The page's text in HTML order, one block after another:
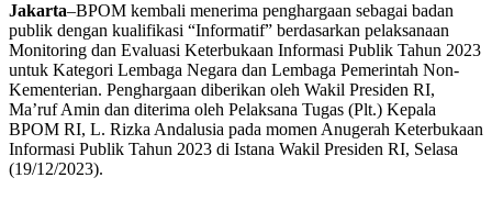
Jakarta–BPOM kembali menerima penghargaan sebagai badan
publik dengan kualifikasi “Informatif” berdasarkan pelaksanaan
Monitoring dan Evaluasi Keterbukaan Informasi Publik Tahun 2023
untuk Kategori Lembaga Negara dan Lembaga Pemerintah Non-
Kementerian. Penghargaan diberikan oleh Wakil Presiden RI,
Ma’ruf Amin dan diterima oleh Pelaksana Tugas (Plt.) Kepala
BPOM RI, L. Rizka Andalusia pada momen Anugerah Keterbukaan
Informasi Publik Tahun 2023 di Istana Wakil Presiden RI, Selasa
(19/12/2023).